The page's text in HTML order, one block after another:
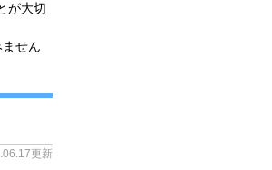
が大切
せん
更新